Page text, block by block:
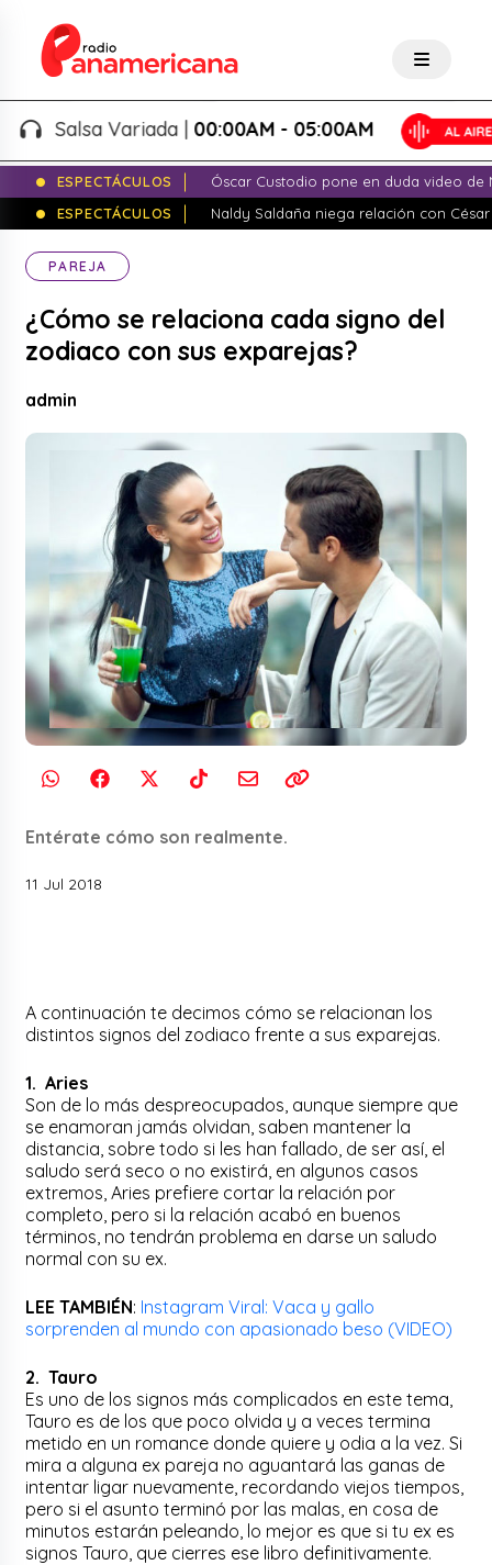
Salsa Variada |00:00AM - 05:00AM
ESPECTÁCULOS
Óscar Custodio pone en duda video de
ESPECTÁCULOS
Naldy Saldaña niega relación con
PAREJA
¿Cómo se relaciona cada signo del
zodiaco con sus exparejas?
admin
Entérate cómo son realmente.
11 Jul 2018
A continuación te decimos cómo se relacionan los
distintos signos del zodiaco frente a sus exparejas.
1. Aries
Son de lo más despreocupados, aunque siempre que
se enamoran jamás olvidan, saben mantener la
distancia, sobre todo si les han fallado, de ser así, el
saludo será seco o no existirá, en algunos casos
extremos, Aries prefiere cortar la relación por
completo, pero si la relación acabó en buenos
términos, no tendrán problema en darse un saludo
normal con su ex.
LEE TAMBIÉN: Instagram Viral: Vaca y gallo
sorprenden al mundo con apasionado beso (VIDEO)
2. Tauro
Es uno de los signos más complicados en este tema,
Tauro es de los que poco olvida y a veces termina
metido en un romance donde quiere y odia a la vez. Si
mira a alguna ex pareja no aguantará las ganas de
intentar ligar nuevamente, recordando viejos tiempos,
pero si el asunto terminó por las malas, en cosa de
minutos estarán peleando, lo mejor es que si tu ex es
signos Tauro, que cierres ese libro definitivamente.